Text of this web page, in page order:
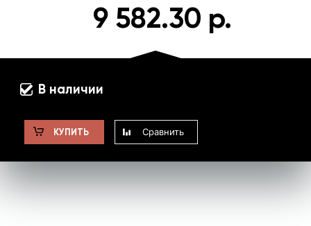
9 582.30 р.
В наличии
КУПИТЬ Сравнить